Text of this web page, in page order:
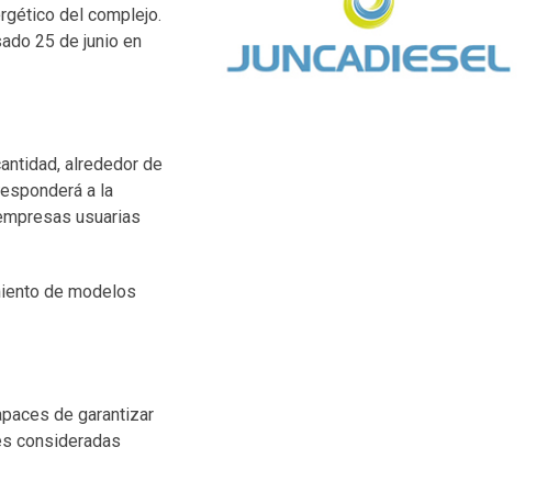
del complejo.
25 de junio en
alrededor de
a la
usuarias
de modelos
de garantizar
consideradas